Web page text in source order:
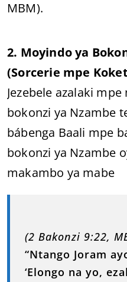
MBM).
2. Moyindo ya
(Sorcerie mpe
Jezebele azalaki
bokonzi ya Nzambe
bábenga Baali mpe
bokonzi ya Nzambe
makambo ya mabe
(2 Bakonzi 9:22,
“Ntango Joram
‘Elongo na yo,